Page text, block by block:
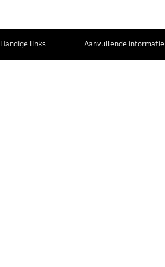
Handige links Aanvullende informatie